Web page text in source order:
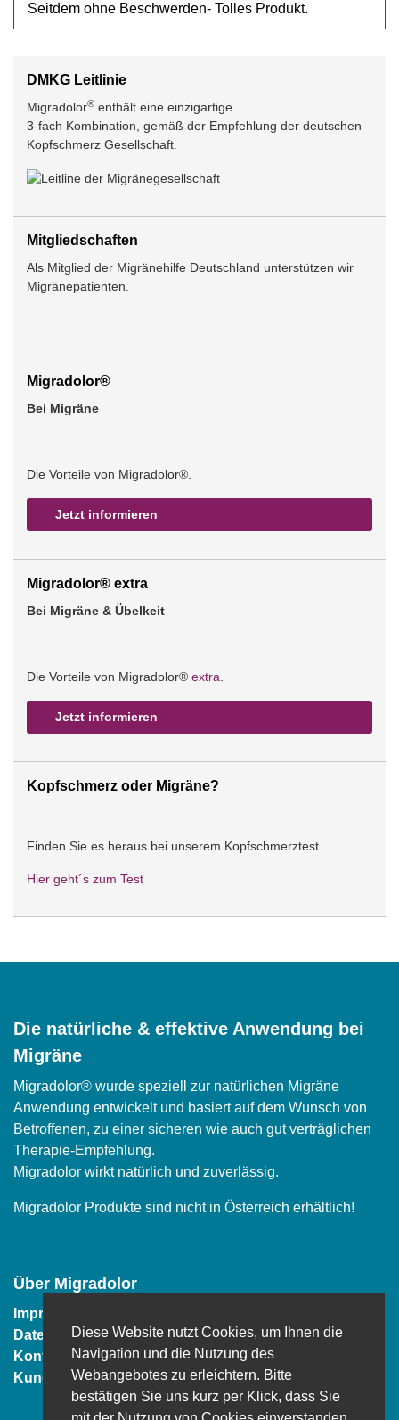
Diese Website nutzt Cookies, um Ihnen die
Navigation und die Nutzung des
Webangebotes zu erleichtern. Bitte
bestätigen Sie uns kurz per Klick, dass Sie
Seitdem ohne Beschwerden- Tolles Produkt.
DMKG Leitlinie
Migradolor® enthält eine einzigartige
3-fach Kombination, gemäß der Empfehlung der deutschen
Kopfschmerz Gesellschaft.
Mitgliedschaften
Als Mitglied der Migränehilfe Deutschland unterstützen wir
Migränepatienten.
Migradolor®
Bei Migräne
Die Vorteile von Migradolor®.
Jetzt informieren
Migradolor® extra
Bei Migräne & Übelkeit
Die Vorteile von Migradolor® extra
Jetzt informieren
Kopfschmerz oder Migräne?
Finden Sie es heraus bei unserem Kopfschmerztest
Hier geht´s zum Test
Die natürliche & effektive Anwendung bei
Migräne
Migradolor® wurde speziell zur natürlichen Migräne
Anwendung entwickelt und basiert auf dem Wunsch von
Betroffenen, zu einer sicheren wie auch gut verträglichen
Therapie-Empfehlung.
Migradolor wirkt natürlich und zuverlässig.
Migradolor Produkte sind nicht in Österreich erhältlich!
Über Migradolor
Impressum
Datenschutz
Kontakt
Kundenservice